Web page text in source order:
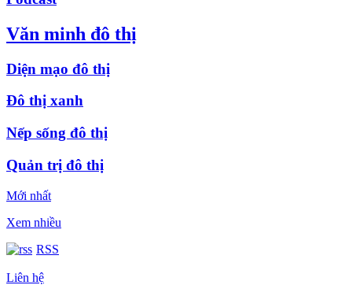
Văn minh đô thị
Diện mạo đô thị
Đô thị xanh
Nếp sống đô thị
Quản trị đô thị
Mới nhất
Xem nhiều
RSS
Liên hệ